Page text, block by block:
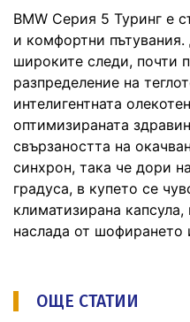
BMW Серия 5 Туринг е
и комфортни
широките следи, почти
разпределение на
интелигентната
оптимизираната
свързаността на
синхрон, така че дори
градуса, в купето се
климатизирана
наслада от шофирането
ОЩЕ СТАТИИ